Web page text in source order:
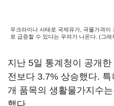
우크라이나 사태로 국제유가, 곡물가격이
로 급증할 수 있다는 우려가 나온다. (그래
지난 5일 통계청이 공개
전보다 3.7% 상승했다.
개 품목의 생활물가지수
했다.